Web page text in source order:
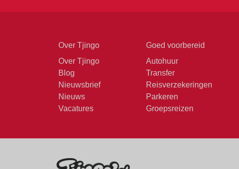
Over Tjingo
Over Tjingo
Blog
Nieuwsbrief
Nieuws
Vacatures
Goed voorbereid
Autohuur
Transfer
Reisverzekeringen
Parkeren
Groepsreizen